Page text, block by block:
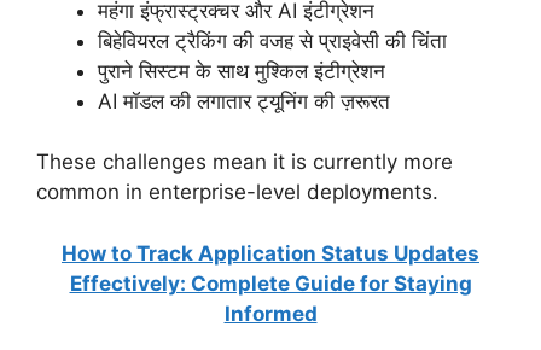
महंगा इंफ्रास्ट्रक्चर और AI इंटीग्रेशन
बिहेवियरल ट्रैकिंग की वजह से प्राइवेसी की चिंता
पुराने सिस्टम के साथ मुश्किल इंटीग्रेशन
AI मॉडल की लगातार ट्यूनिंग की ज़रूरत
These challenges mean it is currently more
common in enterprise-level deployments.
How to Track Application Status Updates
Effectively: Complete Guide for Staying
Informed